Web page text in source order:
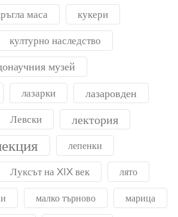
маса кукери
културно наследство
музей
лазарки лазаровден
Левски лектория
лепенки
Луксът на XIX век лято
малко търново марица